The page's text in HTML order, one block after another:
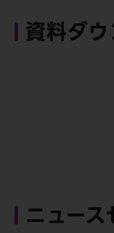
資料ダ
ニュー